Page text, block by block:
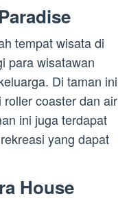
tempat wisata di
para wisatawan
Di taman ini
coaster dan air
ini juga terdapat
yang dapat
House